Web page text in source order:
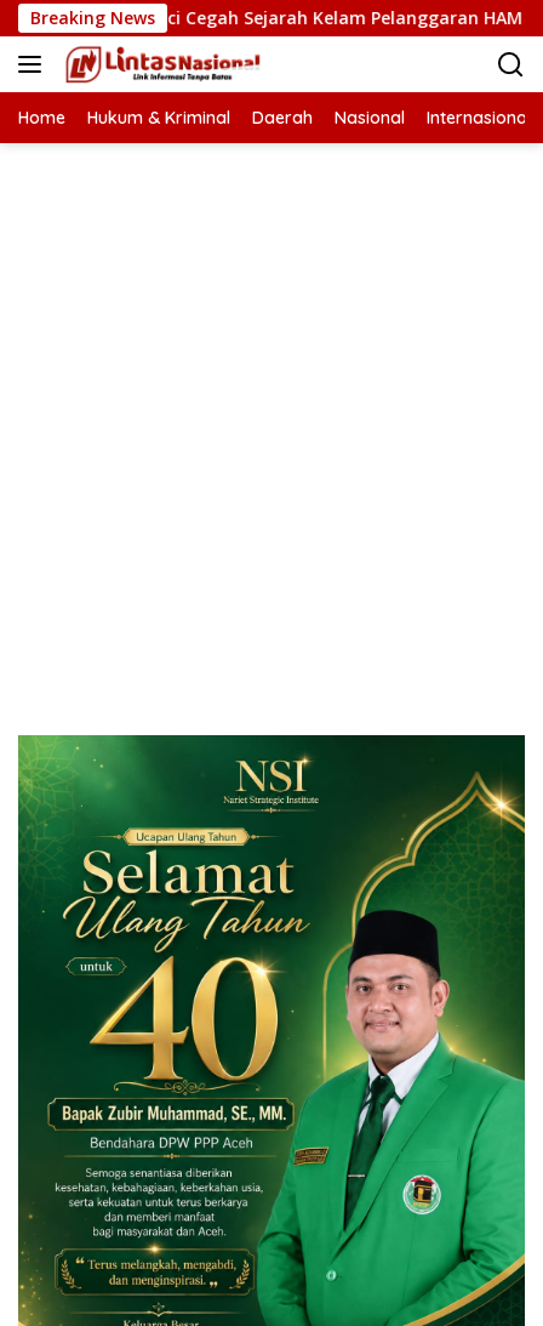
Langsung
ke
konten
Breaking News
Kunci Cegah Sejarah Kelam Pelanggaran HAM Terulang di
Home Hukum & Kriminal Daerah Nasional Internasional